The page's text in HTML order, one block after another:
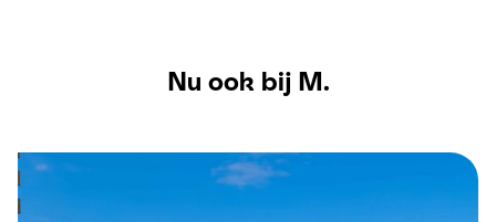
Nu ook bij M.
M. Familiefestival 2 november 2024